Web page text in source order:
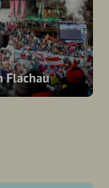
Flachau